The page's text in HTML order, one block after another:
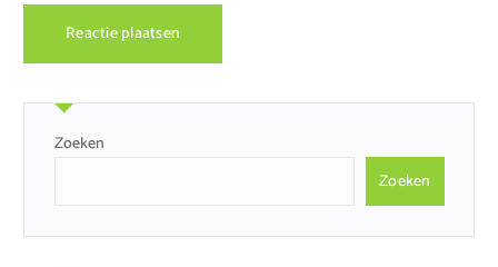
Zoeken
Zoeken